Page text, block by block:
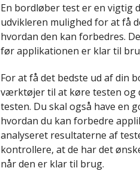
En bordløber test er en vigtig
udvikleren mulighed for at få
hvordan den kan forbedres.
før applikationen er klar til
For at få det bedste ud af din
værktøjer til at køre testen og
testen. Du skal også have en
hvordan du kan forbedre
analyseret resultaterne af
kontrollere, at de har det
når den er klar til brug.